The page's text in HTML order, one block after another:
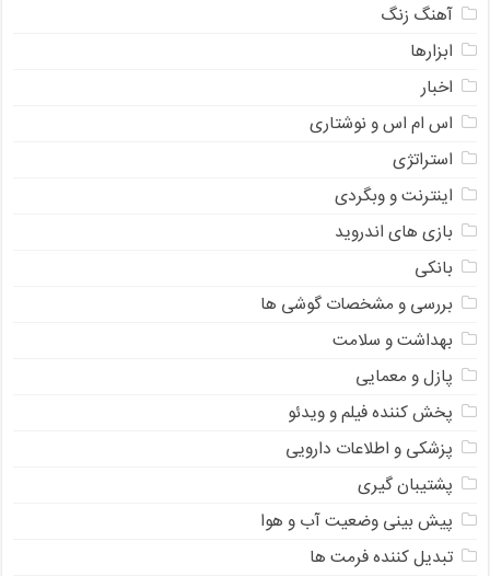
آهنگ زنگ
ابزارها
اخبار
اس ام اس و نوشتاری
استراتژی
اینترنت و وبگردی
بازی های اندروید
بانکی
بررسی و مشخصات گوشی ها
بهداشت و سلامت
پازل و معمایی
پخش کننده فیلم و ویدئو
پزشکی و اطلاعات دارویی
پشتیبان گیری
پیش بینی وضعیت آب و هوا
تبدیل کننده فرمت ها